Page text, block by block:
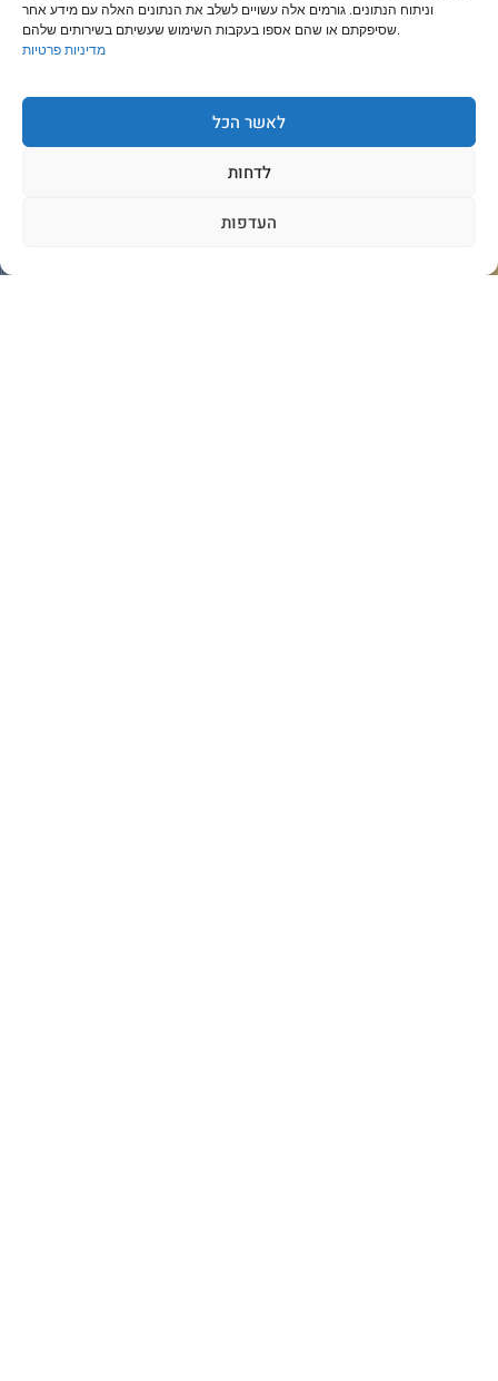
וניתוח הנתונים. גורמים אלה עשויים לשלב את הנתונים האלה עם מידע אחר
שסיפקתם או שהם אספו בעקבות השימוש שעשיתם בשירותים שלהם.
מדיניות פרטיות
לאשר הכל
לדחות
העדפות